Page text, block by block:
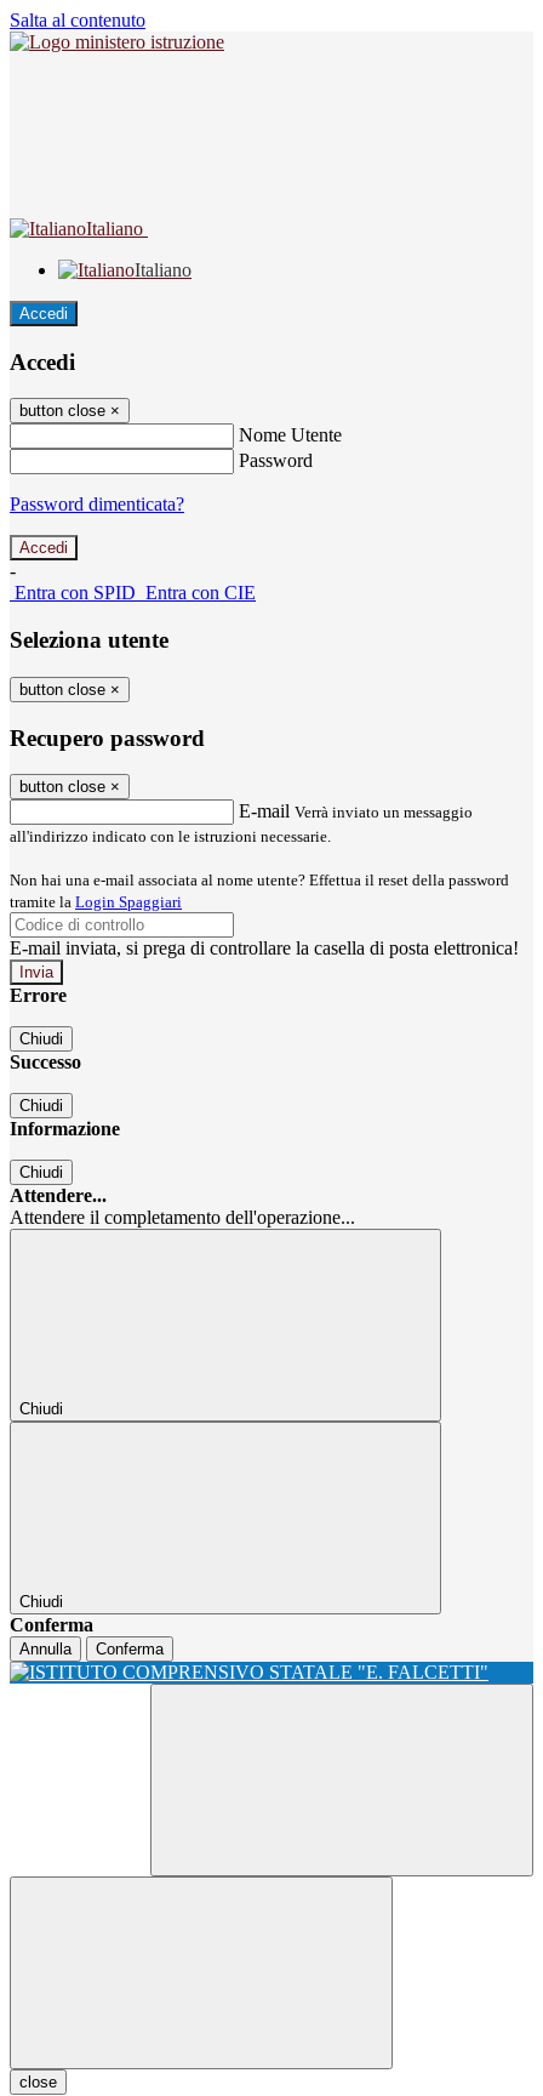
Salta al contenuto
Italiano
Italiano
Accedi
Accedi
button close ×
Nome Utente
Password
Password dimenticata?
-
Entra con SPID Entra con CIE
Seleziona utente
button close ×
Recupero password
button close ×
E-mail Verrà inviato un messaggio
all'indirizzo indicato con le istruzioni necessarie.
Non hai una e-mail associata al nome utente? Effettua il reset della password
tramite la Login Spaggiari
E-mail inviata, si prega di controllare la casella di posta elettronica!
Errore
Chiudi
Successo
Chiudi
Informazione
Chiudi
Attendere...
Attendere il completamento dell'operazione...
Chiudi
Chiudi
Conferma
Annulla Conferma
close